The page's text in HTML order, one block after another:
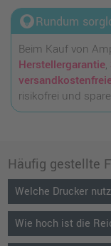
lightbulb_circleRundum
Beim Kauf von
Herstellergarantie,
risikofrei und
Häufig gestellte
Welche Drucker
Wie hoch ist die